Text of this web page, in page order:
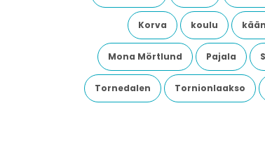
Korva koulu
Mona Mörtlund Pajala
Tornedalen Tornionlaakso